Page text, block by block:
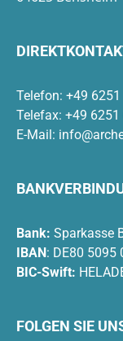
Telefon: +49
Telefax: +49 6251
E-Mail:
Bank: Sparkasse
IBAN: DE80 5095
BIC-Swift:
FOLGEN SIE